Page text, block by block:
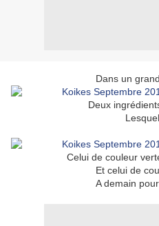
Dans un
Deux
Celui de couleur
Et celui de
A demain